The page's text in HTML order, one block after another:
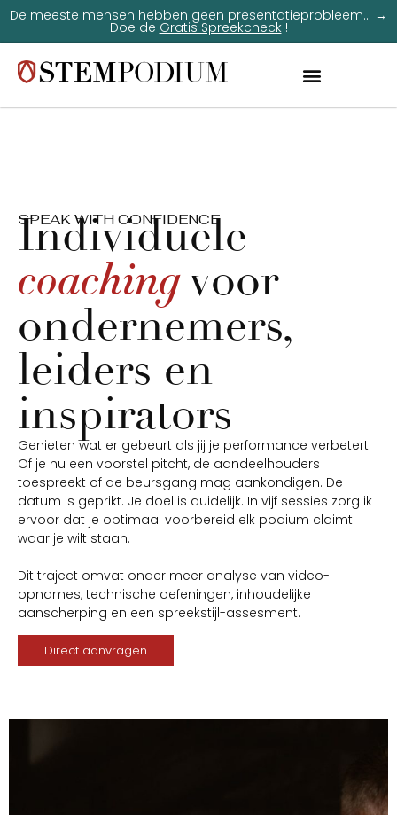
De meeste mensen hebben geen presentatieprobleem... →
Doe de Gratis Spreekcheck!
SPEAK WITH CONFIDENCE
Individuele
coachingvoor
ondernemers,
leiders en
inspirators
Genieten wat er gebeurt als jij je performance verbetert.
Of je nu een voorstel pitcht, de aandeelhouders
toespreekt of de beursgang mag aankondigen. De
datum is geprikt. Je doel is duidelijk. In vijf sessies zorg ik
ervoor dat je optimaal voorbereid elk podium claimt
waar je wilt staan.
Dit traject omvat onder meer analyse van video-
opnames, technische oefeningen, inhoudelijke
aanscherping en een spreekstijl-assesment.
Direct aanvragen